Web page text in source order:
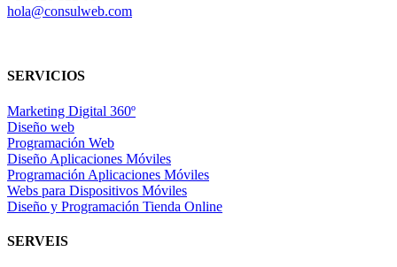
hola@consulweb.com
SERVICIOS
Marketing Digital 360º
Diseño web
Programación Web
Diseño Aplicaciones Móviles
Programación Aplicaciones Móviles
Webs para Dispositivos Móviles
Diseño y Programación Tienda Online
SERVEIS